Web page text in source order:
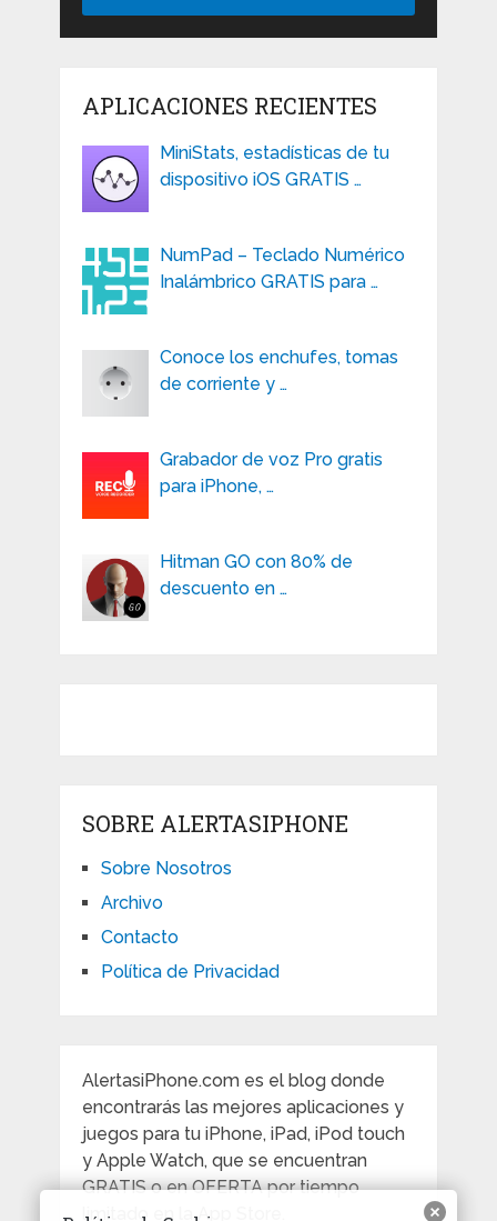
APLICACIONES RECIENTES
MiniStats, estadísticas de tu
dispositivo iOS GRATIS …
NumPad – Teclado Numérico
Inalámbrico GRATIS para …
Conoce los enchufes, tomas
de corriente y …
Grabador de voz Pro gratis
para iPhone, …
Hitman GO con 80% de
descuento en …
SOBRE ALERTASIPHONE
Sobre Nosotros
Archivo
Contacto
Política de Privacidad
AlertasiPhone.com es el blog donde
encontrarás las mejores aplicaciones y
juegos para tu iPhone, iPad, iPod touch
y Apple Watch, que se encuentran
GRATIS o en OFERTA por tiempo
limitado en la App Store.